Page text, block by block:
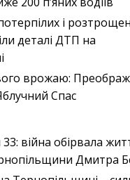
і
деталі ДТП на
врожаю:
Спас
війна обірвала
Дмитра